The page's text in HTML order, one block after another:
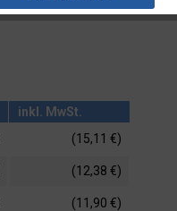
inkl. MwSt.
(15,11 €)
(12,38 €)
(11,90 €)